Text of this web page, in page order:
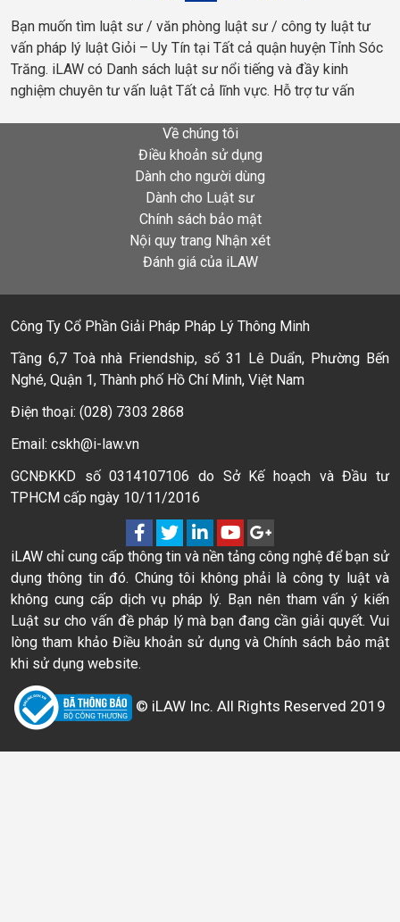
Bạn muốn tìm luật sư / văn phòng luật sư / công ty luật tư
vấn pháp lý luật Giỏi – Uy Tín tại Tất cả quận huyện Tỉnh Sóc
Trăng. iLAW có Danh sách luật sư nổi tiếng và đầy kinh
nghiệm chuyên tư vấn luật Tất cả lĩnh vực. Hỗ trợ tư vấn
Về chúng tôi
Điều khoản sử dụng
Dành cho người dùng
Dành cho Luật sư
Chính sách bảo mật
Nội quy trang Nhận xét
Đánh giá của iLAW
Công Ty Cổ Phần Giải Pháp Pháp Lý Thông Minh
Tầng 6,7 Toà nhà Friendship, số 31 Lê Duẩn, Phường Bến
Nghé, Quận 1, Thành phố Hồ Chí Minh, Việt Nam
Điện thoại: (028) 7303 2868
Email: cskh@i-law.vn
GCNĐKKD số 0314107106 do Sở Kế hoạch và Đầu tư
TPHCM cấp ngày 10/11/2016
iLAW chỉ cung cấp thông tin và nền tảng công nghệ để bạn sử
dụng thông tin đó. Chúng tôi không phải là công ty luật và
không cung cấp dịch vụ pháp lý. Bạn nên tham vấn ý kiến
Luật sư cho vấn đề pháp lý mà bạn đang cần giải quyết. Vui
lòng tham khảo Điều khoản sử dụng và Chính sách bảo mật
khi sử dụng website.
© iLAW Inc. All Rights Reserved 2019